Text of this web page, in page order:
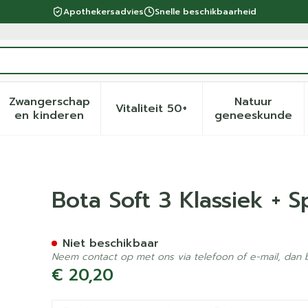
Apothekersadvies Snelle beschikbaarheid
verzorging en hygiëne categorie
voor Dieet, voeding en vitamines categorie
Zwangerschap
en kinderenToon submenu voor Zwangerschap en
Vitaliteit 50+Toon submenu voor
Natuur
geneeskunde
Toon
Natuur 35-38
Bota Soft 3 Klassiek +
€ 20,20
Niet beschikbaar
Neem contact op met ons via telefoon of e-mail, dan